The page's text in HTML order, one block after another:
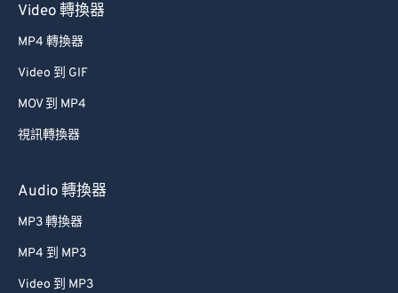
Video 轉換器
MP4 轉換器
Video 到 GIF
MOV 到 MP4
視訊轉換器
Audio 轉換器
MP3 轉換器
MP4 到 MP3
Video 到 MP3